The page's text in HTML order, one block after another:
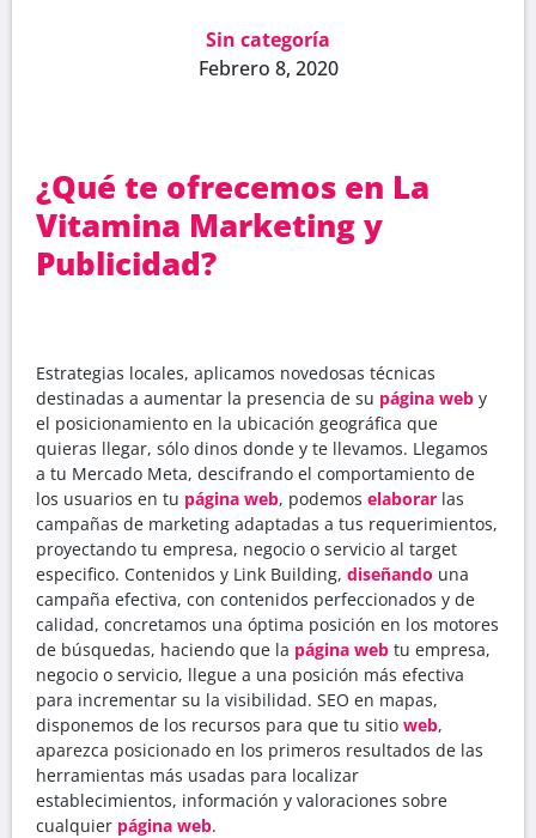
Sin categoría
Febrero 8, 2020
¿Qué te ofrecemos en La
Vitamina Marketing y
Publicidad?
Estrategias locales, aplicamos novedosas técnicas
destinadas a aumentar la presencia de su página web y
el posicionamiento en la ubicación geográfica que
quieras llegar, sólo dinos donde y te llevamos. Llegamos
a tu Mercado Meta, descifrando el comportamiento de
los usuarios en tu página web, podemos elaborar las
campañas de marketing adaptadas a tus requerimientos,
proyectando tu empresa, negocio o servicio al target
especifico. Contenidos y Link Building, diseñando una
campaña efectiva, con contenidos perfeccionados y de
calidad, concretamos una óptima posición en los motores
de búsquedas, haciendo que la página web tu empresa,
negocio o servicio, llegue a una posición más efectiva
para incrementar su la visibilidad. SEO en mapas,
disponemos de los recursos para que tu sitio web,
aparezca posicionado en los primeros resultados de las
herramientas más usadas para localizar
establecimientos, información y valoraciones sobre
cualquier página web.